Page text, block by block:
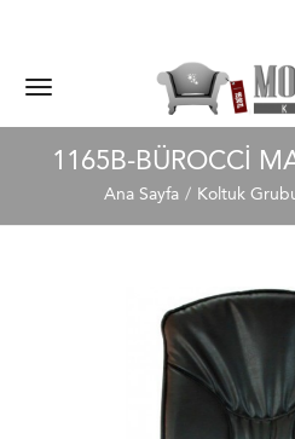
1165B-BÜROCCI
Ana Sayfa Koltuk